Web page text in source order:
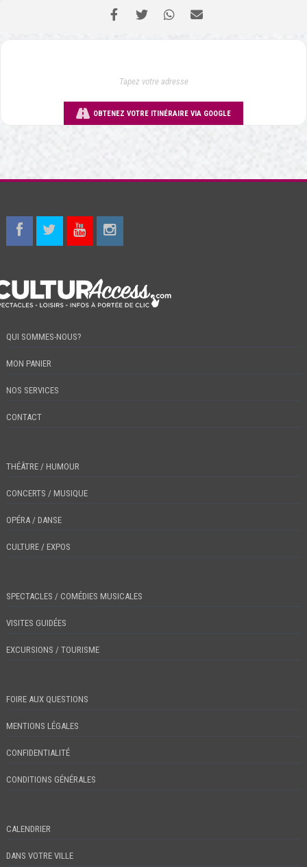
OBTENEZ VOTRE ITINÉRAIRE VIA GOOGLE
QUI SOMMES-NOUS?
MON PANIER
NOS SERVICES
CONTACT
THÉÂTRE / HUMOUR
CONCERTS / MUSIQUE
OPÉRA / DANSE
CULTURE / EXPOS
SPECTACLES / COMÉDIES MUSICALES
VISITES GUIDÉES
EXCURSIONS / TOURISME
FOIRE AUX QUESTIONS
MENTIONS LÉGALES
CONFIDENTIALITÉ
CONDITIONS GÉNÉRALES
CALENDRIER
DANS VOTRE VILLE